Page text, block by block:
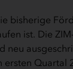
bisherige
ist. Die ZIM-
neu
ersten Quartal